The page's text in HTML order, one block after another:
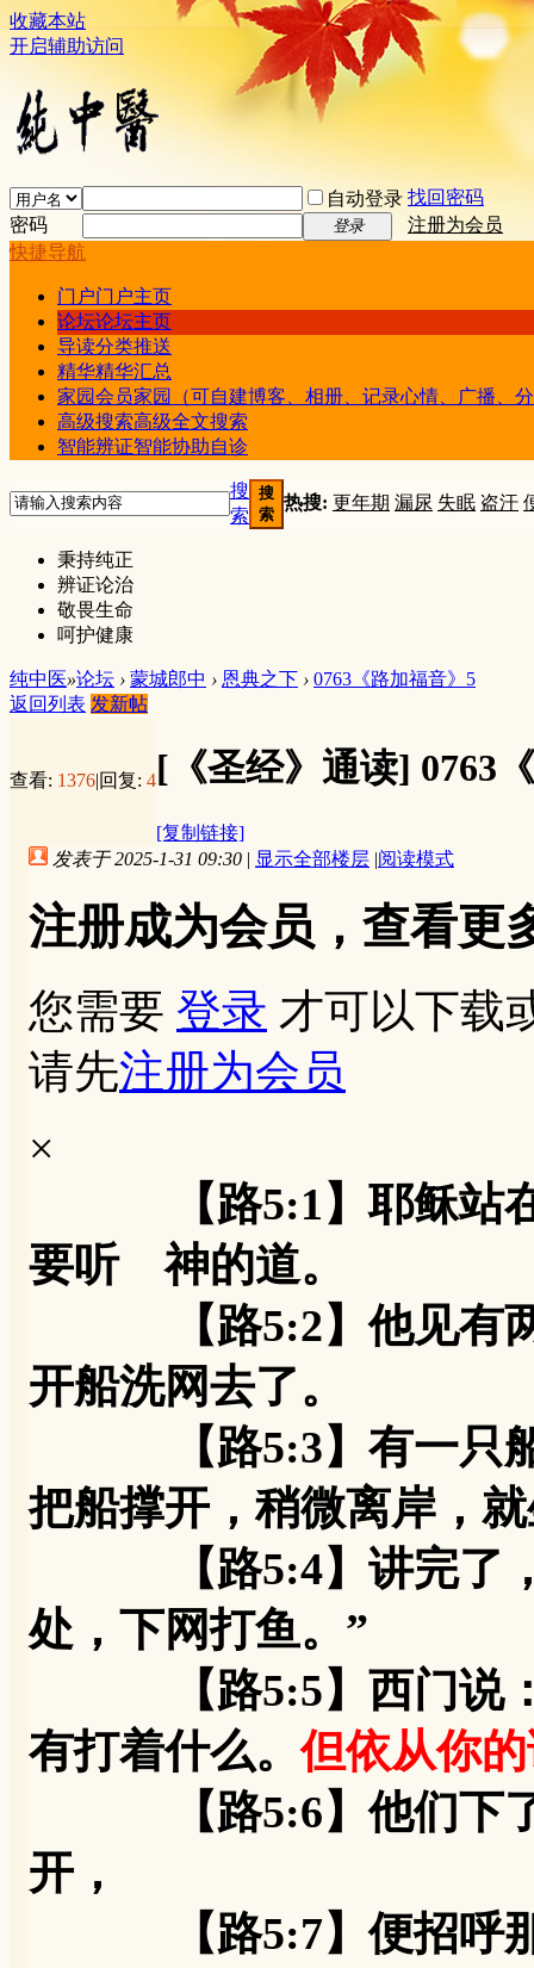
收藏本站
开启辅助访问
自动登录 找回密码
密码
登录
注册为会员
快捷导航
门户门户主页
论坛论坛主页
导读分类推送
精华精华汇总
家园会员家园（可自建博客、相册、记录心情、广播、
高级搜索高级全文搜索
智能辨证智能协助自诊
搜
索
搜
索
热搜: 更年期 漏尿 失眠 盗汗
秉持纯正
辨证论治
敬畏生命
呵护健康
纯中医»论坛 › 蒙城郎中 › 恩典之下 › 0763《路加福音》5
返回列表 发新帖
查看: 1376|回复: 4[《圣经》通读] 0763
[复制链接]
发表于 2025-1-31 09:30 | 显示全部楼层 |阅读模式
注册成为会员，查看更
您需要 登录 才可以下载
请先注册为会员
×
【路5:1】耶稣
要听 神的道。
【路5:2】他见有两
开船洗网去了。
【路5:3】有一只船
把船撑开，稍微离岸，
【路5:4】讲完了，
处，下网打鱼。”
【路5:5】西门说：“
有打着什么。但依从你
【路5:6】他们下了
开，
【路5:7】便招呼那